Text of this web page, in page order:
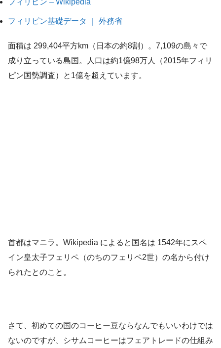
フィリピン – Wikipedia
フィリピン基礎データ ｜ 外務省
面積は 299,404平方km（日本の約8割）。7,109の島々で
成り立っている島国。人口は約1億98万人（2015年フィリ
ピン国勢調査）と1億を超えています。
首都はマニラ。Wikipedia によると国名は 1542年にスペ
イン皇太子フェリペ（のちのフェリペ2世）の名から付け
られたとのこと。
さて、初めての国のコーヒー豆ならなんでもいいわけでは
ないのですが、シサムコーヒーはフェアトレードの仕組み